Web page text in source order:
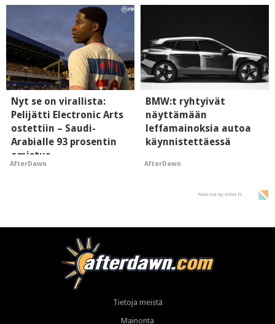
mielikuvaan brändistä
Nyt se on virallista:
Pelijätti Electronic Arts
ostettiin – Saudi-
Arabialle 93 prosentin
omistus
AfterDawn
BMW:t ryhtyivät
näyttämään
leffamainoksia autoa
käynnistettäessä
AfterDawn
Powered by HIGH.FI
Tietoja meistä
Mainonta